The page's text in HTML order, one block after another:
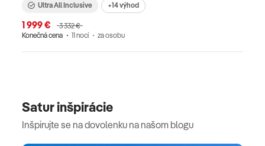
Ultra All Inclusive +14 výhod
1 999 €
3 332 €
Konečná cena
11 nocí za osobu
Satur inšpirácie
Inšpirujte se na dovolenku na našom blogu